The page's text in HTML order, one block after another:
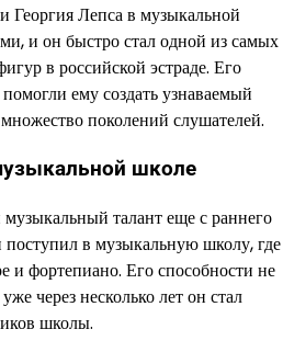
Георгия Лепса в музыкальной
и он быстро стал одной из самых
в российской эстраде. Его
ему создать узнаваемый
поколений слушателей.
школе
талант еще с раннего
поступил в музыкальную школу, где
и фортепиано. Его способности не
через несколько лет он стал
школы.